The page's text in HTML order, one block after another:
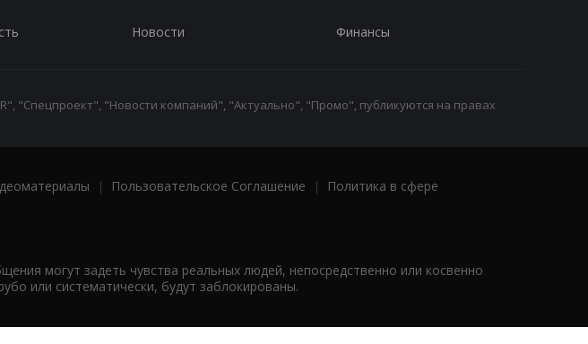
Новости Финансы
"Спецпроект", "Новости компаний", "Актуально", "Промо", публикуются на правах
| Пользовательское Соглашение |
Политика в сфере
могут задеть чувства реальных людей, непосредственно или косвенно
или систематически, будут заблокированы.